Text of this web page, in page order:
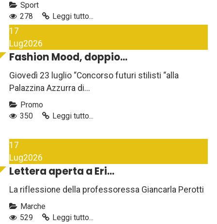
Sport
278
Leggi tutto...
17
Lug2026
Fashion Mood, doppio...
Giovedì 23 luglio “Concorso futuri stilisti “alla
Palazzina Azzurra di...
Promo
350
Leggi tutto...
17
Lug2026
Lettera aperta a Eri...
La riflessione della professoressa Giancarla Perotti
Marche
529
Leggi tutto...